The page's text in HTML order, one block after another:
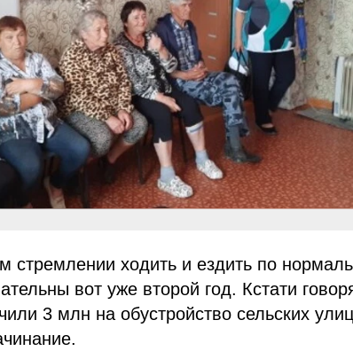
стремлении ходить и ездить по
вот уже второй год. Кстати
3 млн на обустройство сельских